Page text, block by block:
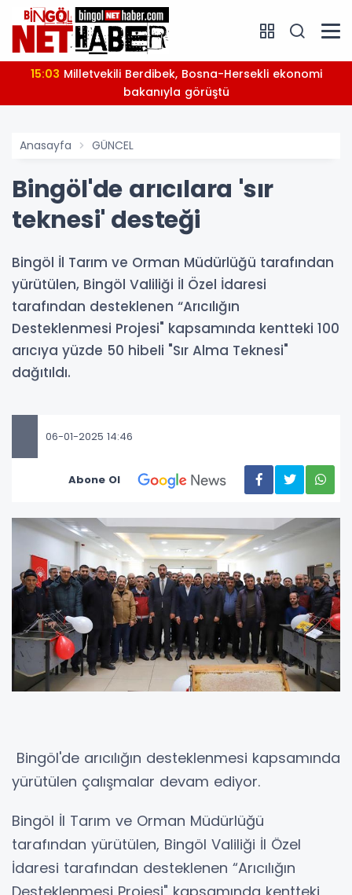
15:03
bakanıyla görüştü
Anasayfa GÜNCEL
Bingöl'de arıcılara 'sır
teknesi' desteği
Bingöl İl Tarım ve Orman Müdürlüğü tarafından
yürütülen, Bingöl Valiliği İl Özel İdaresi
tarafından desteklenen “Arıcılığın
Desteklenmesi Projesi" kapsamında kentteki 100
arıcıya yüzde 50 hibeli "Sır Alma Teknesi"
dağıtıldı.
06-01-2025 14:46
Abone Ol
Bingöl'de arıcılığın desteklenmesi kapsamında
yürütülen çalışmalar devam ediyor.
Bingöl İl Tarım ve Orman Müdürlüğü
tarafından yürütülen, Bingöl Valiliği İl Özel
İdaresi tarafından desteklenen “Arıcılığın